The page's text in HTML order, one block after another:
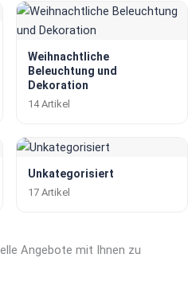
Weihnachtliche
Beleuchtung und
Dekoration
14 Artikel
Unkategorisiert
17 Artikel
Angebote mit Ihnen zu